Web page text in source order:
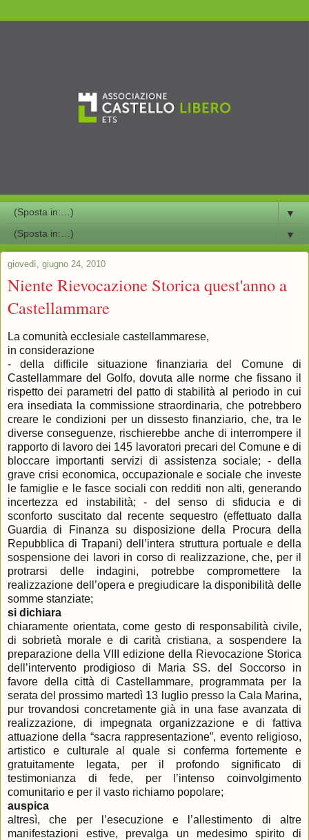
▼
▼
giovedì, giugno 24, 2010
Niente Rievocazione Storica quest'anno a
Castellammare
La comunità ecclesiale castellammarese,
in considerazione
- della difficile situazione finanziaria del Comune di
Castellammare del Golfo, dovuta alle norme che fissano il
rispetto dei parametri del patto di stabilità al periodo in cui
era insediata la commissione straordinaria, che potrebbero
creare le condizioni per un dissesto finanziario, che, tra le
diverse conseguenze, rischierebbe anche di interrompere il
rapporto di lavoro dei 145 lavoratori precari del Comune e di
bloccare importanti servizi di assistenza sociale; - della
grave crisi economica, occupazionale e sociale che investe
le famiglie e le fasce sociali con redditi non alti, generando
incertezza ed instabilità; - del senso di sfiducia e di
sconforto suscitato dal recente sequestro (effettuato dalla
Guardia di Finanza su disposizione della Procura della
Repubblica di Trapani) dell’intera struttura portuale e della
sospensione dei lavori in corso di realizzazione, che, per il
protrarsi delle indagini, potrebbe compromettere la
realizzazione dell’opera e pregiudicare la disponibilità delle
somme stanziate;
si dichiara
chiaramente orientata, come gesto di responsabilità civile,
di sobrietà morale e di carità cristiana, a sospendere la
preparazione della VIII edizione della Rievocazione Storica
dell’intervento prodigioso di Maria SS. del Soccorso in
favore della città di Castellammare, programmata per la
serata del prossimo martedì 13 luglio presso la Cala Marina,
pur trovandosi concretamente già in una fase avanzata di
realizzazione, di impegnata organizzazione e di fattiva
attuazione della “sacra rappresentazione”, evento religioso,
artistico e culturale al quale si conferma fortemente e
gratuitamente legata, per il profondo significato di
testimonianza di fede, per l’intenso coinvolgimento
comunitario e per il vasto richiamo popolare;
auspica
altresì, che per l’esecuzione e l’allestimento di altre
manifestazioni estive, prevalga un medesimo spirito di